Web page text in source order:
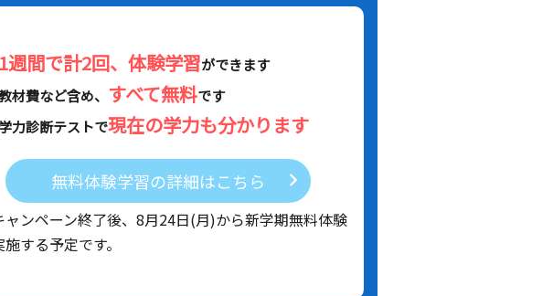
1週間で計2回、体験学習ができます
材費など含め、 すべて無料です
力診断テストで現在の学力も分かります
無料体験学習の詳細はこちら
ンペーン終了後、 8月24日(月)から新学期無料体験
する予定です。